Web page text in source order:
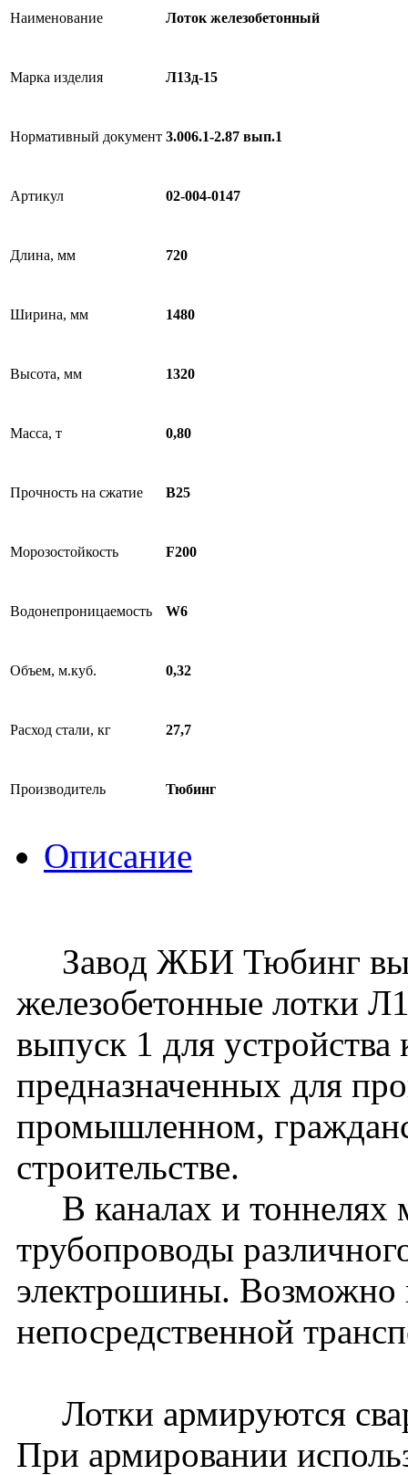
Наименование Лоток железобетонный
Марка изделия Л13д-15
Нормативный документ 3.006.1-2.87 вып.1
Артикул 02-004-0147
Длина, мм 720
Ширина, мм 1480
Высота, мм 1320
Масса, т 0,80
Прочность на сжатие B25
Морозостойкость F200
Водонепроницаемость W6
Объем, м.куб. 0,32
Расход стали, кг 27,7
Производитель Тюбинг
Описание
Завод ЖБИ Тюбинг
железобетонные лотки
выпуск 1 для устройства
предназначенных для
промышленном,
строительстве.
В каналах и тоннелях
трубопроводы
электрошины. Возможно
непосредственной
Лотки армируются
При армировании